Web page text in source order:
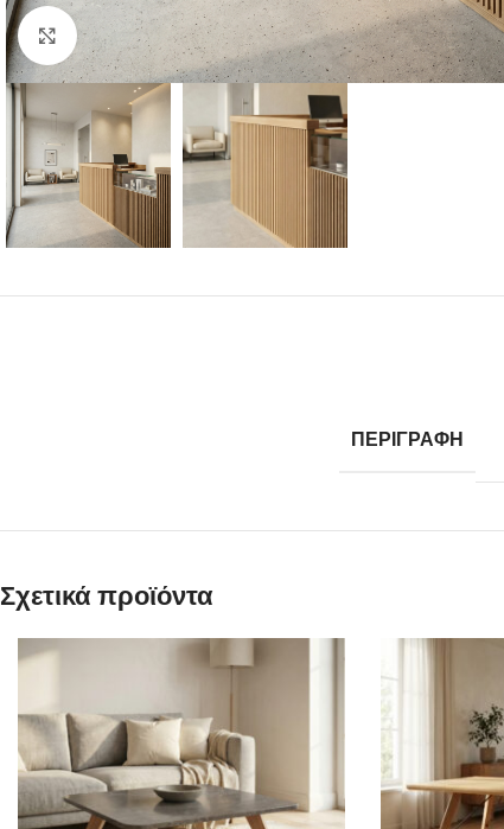
Click to enlarge
ΠΕΡΙΓΡΑΦΗ
Σχετικά προϊόντα